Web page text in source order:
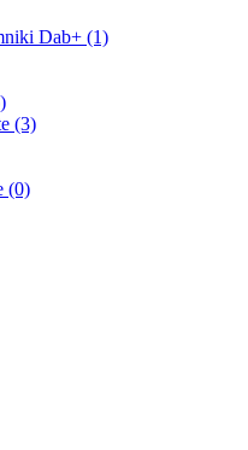
Dab+ (1)
(3)
(0)